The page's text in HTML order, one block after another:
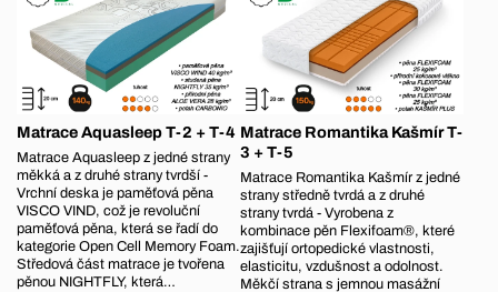
Matrace Aquasleep T-2 + T-4
Matrace Aquasleep z jedné strany
měkká a z druhé strany tvrdší -
Vrchní deska je paměťová pěna
VISCO VIND, což je revoluční
paměťová pěna, která se řadí do
kategorie Open Cell Memory Foam.
Středová část matrace je tvořena
pěnou NIGHTFLY, která…
Matrace Romantika Kašmír T-
3 + T-5
Matrace Romantika Kašmír z jedné
strany středně tvrdá a z druhé
strany tvrdá - Vyrobena z
kombinace pěn Flexifoam®, které
zajišťují ortopedické vlastnosti,
elasticitu, vzdušnost a odolnost.
Měkčí strana s jemnou masážní